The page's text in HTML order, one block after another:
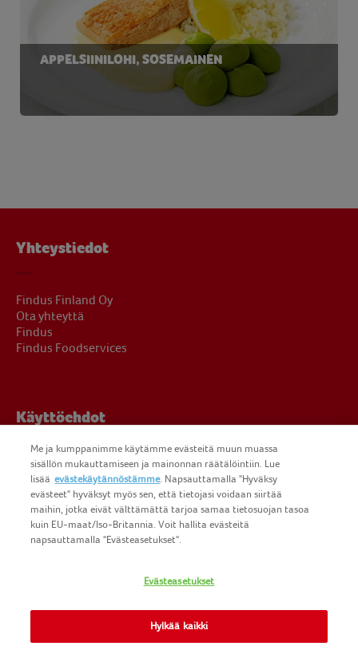
APPELSIINILOHI, SOSEMAINEN
Yhteystiedot
Findus Finland Oy
Ota yhteyttä
Findus
Findus Foodservices
Käyttöehdot
Oikeudelliset ilmoitukset
Yksityisyydensuoja
Evästeiden käyttö
COPYRIGHT FINDUS FINLAND OY 2025
FINDUS FOODSERVICES
Me ja kumppanimme käytämme evästeitä muun muassa
sisällön mukauttamiseen ja mainonnan räätälöintiin. Lue
lisää evästekäytännöstämme. Napsauttamalla "Hyväksy
evästeet" hyväksyt myös sen, että tietojasi voidaan siirtää
maihin, jotka eivät välttämättä tarjoa samaa tietosuojan tasoa
kuin EU-maat/Iso-Britannia. Voit hallita evästeitä
napsauttamalla "Evästeasetukset".
Evästeasetukset
Hylkää kaikki